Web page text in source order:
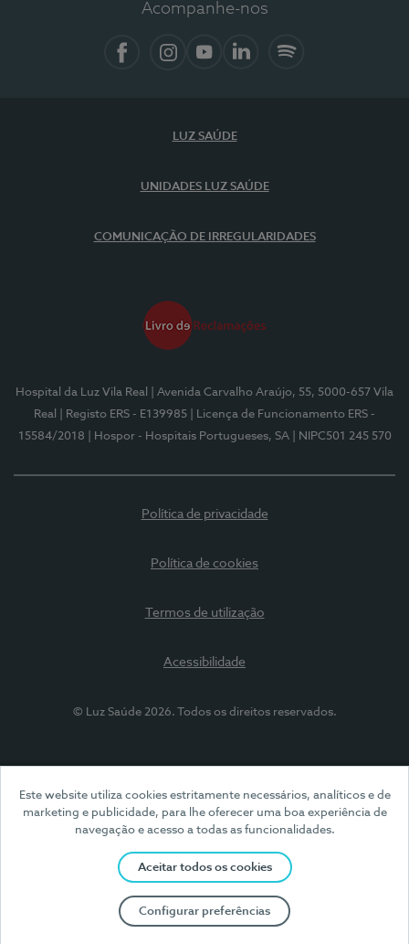
Este website utiliza cookies estritamente necessários, analíticos e de
marketing e publicidade, para lhe oferecer uma boa experiência de
navegação e acesso a todas as funcionalidades.
Aceitar todos os cookies
Configurar preferências
Acompanhe-nos
LUZ SAÚDE
UNIDADES LUZ SAÚDE
COMUNICAÇÃO DE IRREGULARIDADES
Hospital da Luz Vila Real
| Avenida Carvalho Araújo, 55, 5000-657 Vila
Real
| Registo ERS - E139985
| Licença de Funcionamento ERS -
15584/2018
| Hospor - Hospitais Portugueses, SA | NIPC501 245 570
Política de privacidade
Política de cookies
Termos de utilização
Acessibilidade
© Luz Saúde 2026. Todos os direitos reservados.